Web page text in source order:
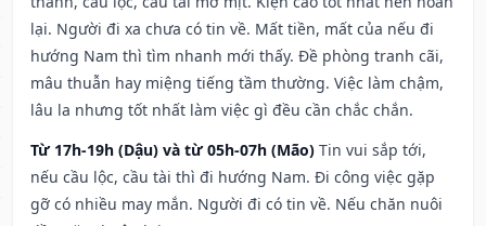
lại. Người đi xa chưa có tin về. Mất tiền, mất của nếu đi
hướng Nam thì tìm nhanh mới thấy. Đề phòng tranh cãi,
mâu thuẫn hay miệng tiếng tầm thường. Việc làm chậm,
lâu la nhưng tốt nhất làm việc gì đều cần chắc chắn.
Từ 17h-19h (Dậu) và từ 05h-07h (Mão) Tin vui sắp tới,
nếu cầu lộc, cầu tài thì đi hướng Nam. Đi công việc gặp
gỡ có nhiều may mắn. Người đi có tin về. Nếu chăn nuôi